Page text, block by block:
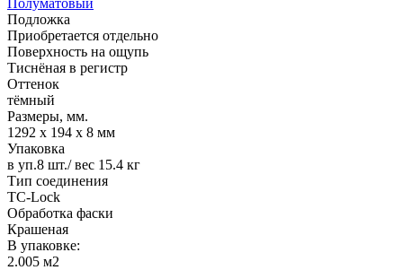
Подложка
Приобретается отдельно
Поверхность на ощупь
Тиснёная в регистр
Оттенок
тёмный
Размеры, мм.
1292 х 194 х 8 мм
Упаковка
в уп.8 шт./ вес 15.4 кг
Тип соединения
TС-Lock
Обработка фаски
Крашеная
В упаковке:
2.005 м2